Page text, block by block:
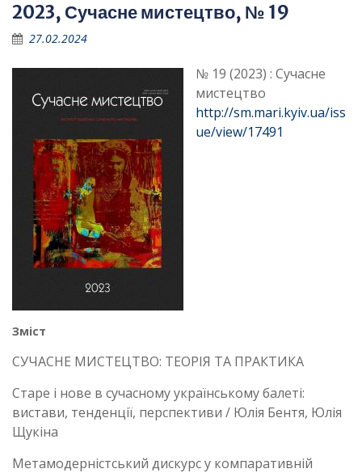
2023, Сучасне мистецтво, № 19
27.02.2024
№ 19 (2023) : Сучасне
мистецтво
http://sm.mari.kyiv.ua/iss
ue/view/17491
Зміст
СУЧАСНЕ МИСТЕЦТВО: ТЕОРІЯ ТА ПРАКТИКА
Старе і нове в сучасному українському балеті:
вистави, тенденції, перспективи / Юлія Бентя, Юлія
Щукіна
Метамодерністський дискурс у компаративній